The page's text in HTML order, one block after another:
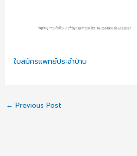
ใบสมัครแพทย์ประจำบ้าน
← Previous Post